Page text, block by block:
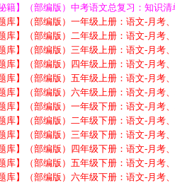
籍】（部编版）中考语文总复习：知识清
库】（部编版）一年级上册：语文-月考
库】（部编版）二年级上册：语文-月考
库】（部编版）三年级上册：语文-月考
库】（部编版）四年级上册：语文-月考
库】（部编版）五年级上册：语文-月考
库】（部编版）六年级上册：语文-月考
库】（部编版）一年级下册：语文-月考
库】（部编版）二年级下册：语文-月考
库】（部编版）三年级下册：语文-月考
库】（部编版）四年级下册：语文-月考
库】（部编版）五年级下册：语文-月考
库】（部编版）六年级下册：语文-月考